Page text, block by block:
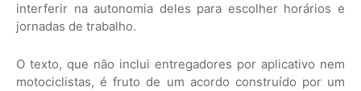
interferir na autonomia deles para escolher horários e
jornadas de trabalho.
O texto, que não inclui entregadores por aplicativo nem
motociclistas, é fruto de um acordo construído por um